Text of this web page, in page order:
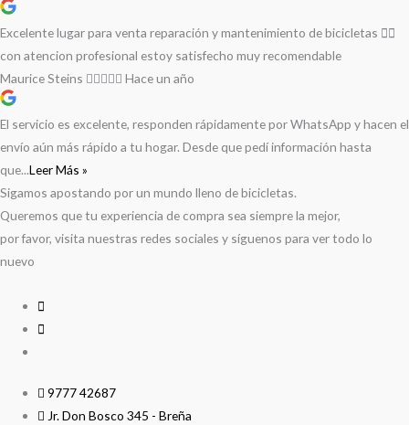
Excelente lugar para venta reparación y mantenimiento de bicicletas 🚵‍♀️
con atencion profesional estoy satisfecho muy recomendable
Maurice Steins
Hace un año
El servicio es excelente, responden rápidamente por WhatsApp y hacen el
envío aún más rápido a tu hogar. Desde que pedí información hasta
que...Leer Más »
Sigamos apostando por un mundo lleno de bicicletas.
Queremos que tu experiencia de compra sea siempre la mejor,
por favor, visita nuestras redes sociales y síguenos para ver todo lo
nuevo
9777 42687
Jr. Don Bosco 345 - Breña